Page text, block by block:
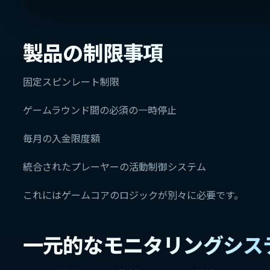
製品の制限事項
固定スピンレート制限
ゲームラウンド間の必須の一時停止
毎月の入金限度額
統合されたプレーヤーの活動制御システム
これにはゲームコアのロジックが別々に必要です。
一元的なモニタリングシス